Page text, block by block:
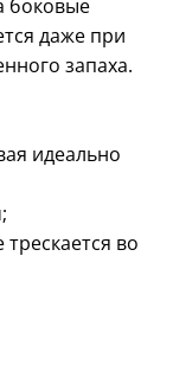
боковые
даже при
запаха.
идеально
во